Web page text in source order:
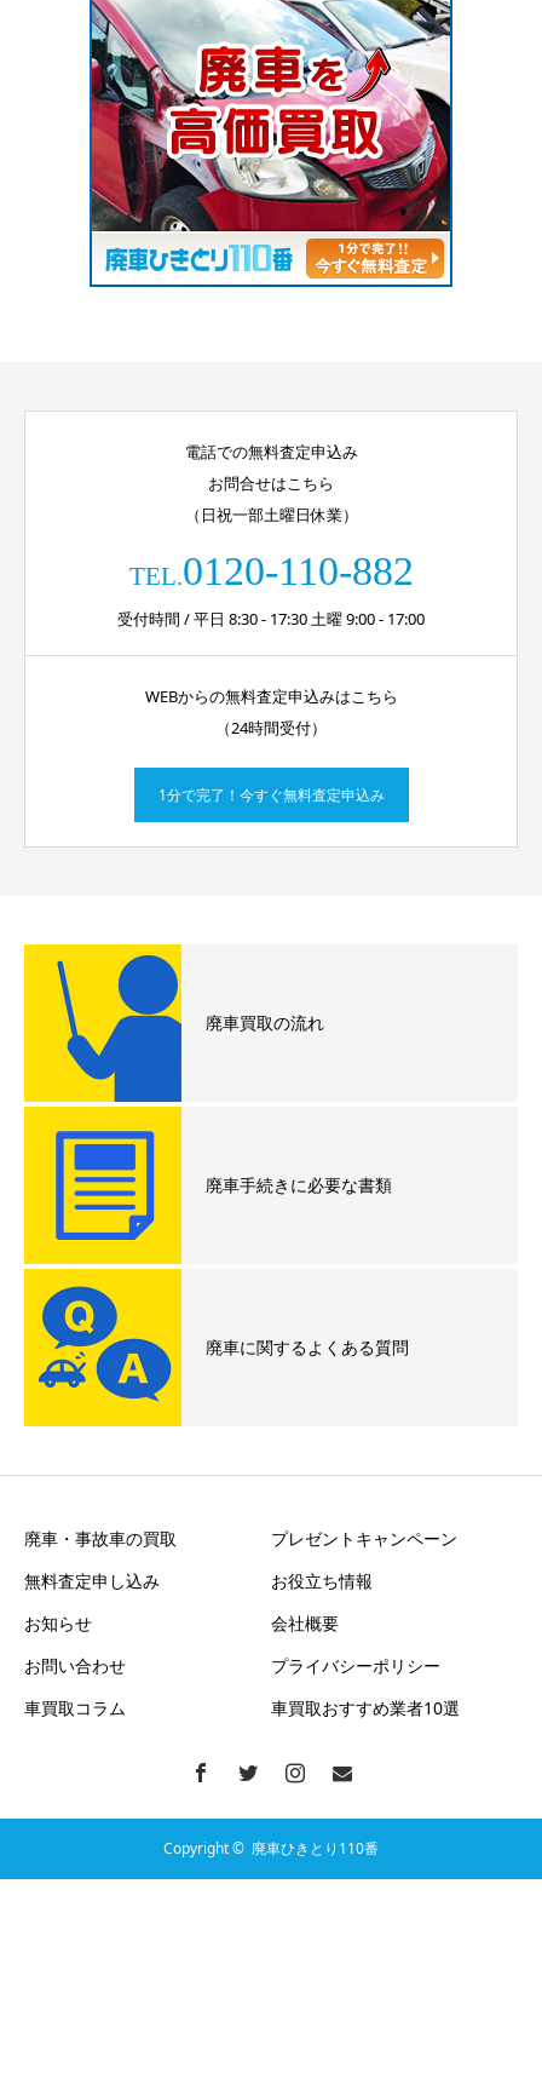
電話での無料査定申込み
お問合せはこちら
（日祝一部土曜日休業）
TEL.0120-110-882
受付時間 / 平日 8:30 - 17:30 土曜 9:00 - 17:00
WEBからの無料査定申込みはこちら
（24時間受付）
1分で完了！今すぐ無料査定申込み
廃車買取の流れ
廃車手続きに必要な書類
廃車に関するよくある質問
廃車・事故車の買取
プレゼントキャンペーン
無料査定申し込み
お役立ち情報
お知らせ
会社概要
お問い合わせ
プライバシーポリシー
車買取コラム
車買取おすすめ業者10選
Copyright © 廃車ひきとり110番